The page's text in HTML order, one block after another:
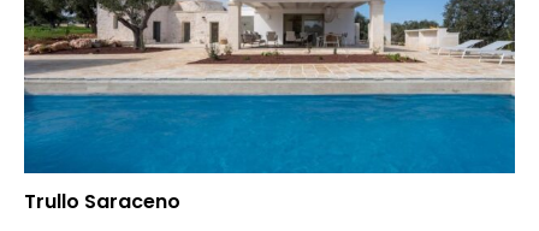
Trullo Saraceno